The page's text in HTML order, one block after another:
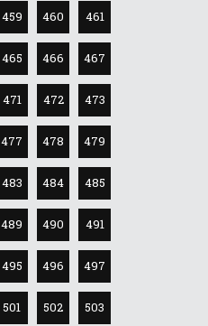
459 460 461
465 466 467
471 472 473
477 478 479
483 484 485
489 490 491
495 496 497
501 502 503